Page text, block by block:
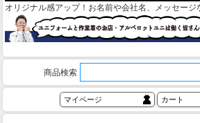
オリジナル感アップ！お名前や会社名、メッセージ
商品検索
マイページ カート